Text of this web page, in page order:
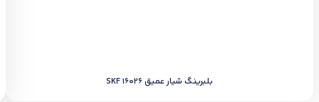
بلبرینگ شیار عمیق SKF 16026